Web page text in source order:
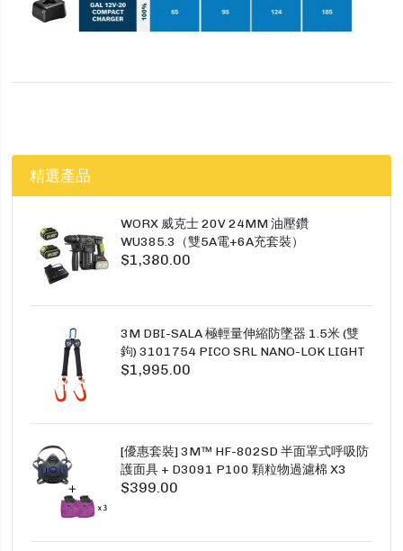
精選產品
WORX 威克士 20V 24MM 油壓鑽
WU385.3（雙5A電+6A充套裝）
$1,380.00
3M DBI-SALA 極輕量伸縮防墜器 1.5米 (雙
鉤) 3101754 PICO SRL NANO-LOK LIGHT
1.5M TWINS
$1,995.00
[優惠套裝] 3M™ HF-802SD 半面罩式呼吸防
護面具 + D3091 P100 顆粒物過濾棉 X3
SECURE CLICK HF-802SD HF-800SD 系列
$399.00